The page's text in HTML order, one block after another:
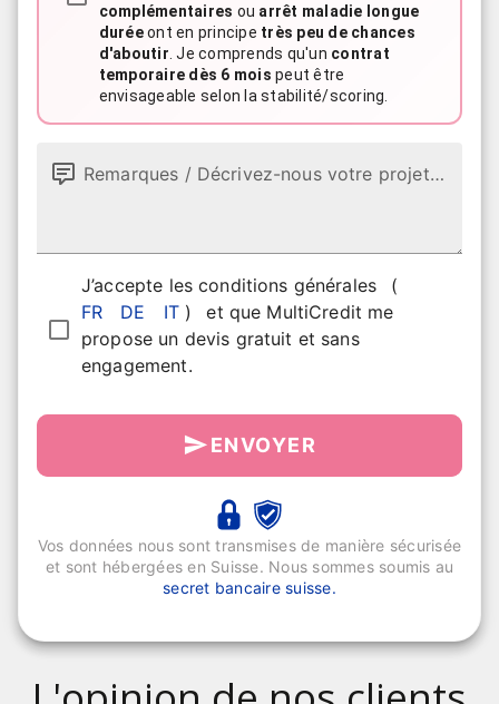
complémentaires ou arrêt maladie longue
duréeont en principe très peu de chances
d'aboutir . Je comprends qu'un contrat
temporaire dès 6 mois peut être
envisageable selon la stabilité/scoring.
Remarques / Décrivez-nous votre projet (optionnel)
J’accepte les conditions générales
(
FR
DE IT)
et que MultiCredit me
propose un devis gratuit et sans
engagement.
ENVOYER
Vos données nous sont transmises de manière sécurisée
et sont hébergées en Suisse. Nous sommes soumis au
secret bancaire suisse.